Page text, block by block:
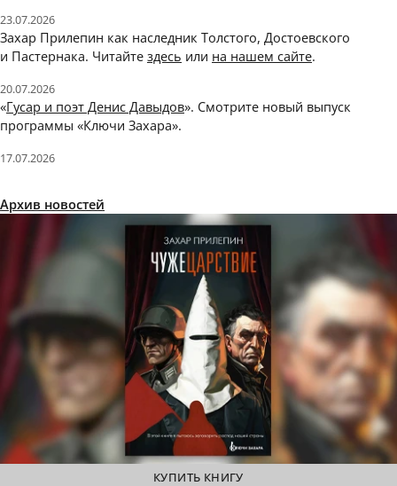
23.07.2026
Захар Прилепин как наследник Толстого, Достоевского
и Пастернака. Читайте здесь или на нашем сайте.
20.07.2026
«Гусар и поэт Денис Давыдов». Смотрите новый выпуск
программы «Ключи Захара».
17.07.2026
Архив новостей
КУПИТЬ КНИГУ